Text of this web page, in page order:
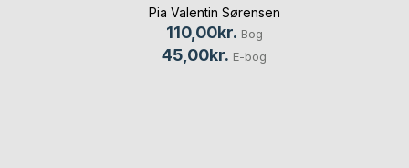
Pia Valentin Sørensen
110,00kr. Bog
45,00kr. E-bog